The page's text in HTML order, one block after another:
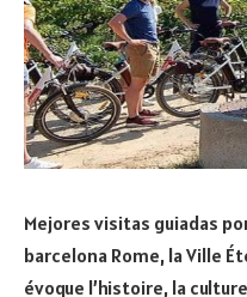
Mejores visitas guiadas
barcelona Rome, la Ville
évoque l’histoire, la